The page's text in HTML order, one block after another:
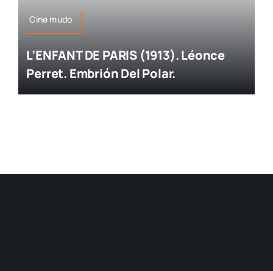
Cine mudo
L’ENFANT DE PARIS (1913). Léonce
Perret. Embrión Del Polar.